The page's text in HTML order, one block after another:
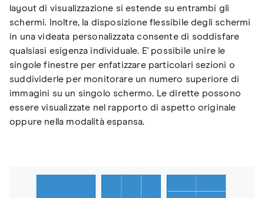
layout di visualizzazione si estende su entrambi gli
schermi. Inoltre, la disposizione flessibile degli schermi
in una videata personalizzata consente di soddisfare
qualsiasi esigenza individuale. E' possibile unire le
singole finestre per enfatizzare particolari sezioni o
suddividerle per monitorare un numero superiore di
immagini su un singolo schermo. Le dirette possono
essere visualizzate nel rapporto di aspetto originale
oppure nella modalità espansa.